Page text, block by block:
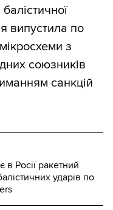
випустила по
з
союзників
санкцій
в Росії ракетний
ударів по